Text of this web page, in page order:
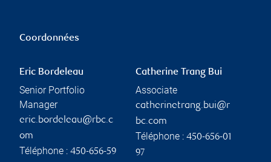
Coordonnées
Eric Bordeleau
Senior Portfolio
Manager
eric.bordeleau@rbc.c
om
Téléphone : 450-656-59
Catherine Trang Bui
Associate
catherinetrang.bui@r
bc.com
Téléphone : 450-656-01
97